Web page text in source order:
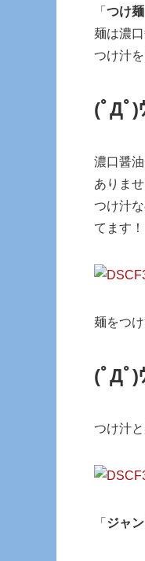
「 つけ麺
麺は濃
つけ汁
(ﾟДﾟ)
濃口醤
ありま
つけ汁
てます！
麺をつ
(ﾟДﾟ)
つけ汁
「 ジャ